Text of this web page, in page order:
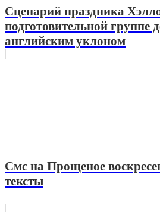
Сценарий праздника
подготовительной группе
английским уклоном
Смс на Прощеное
тексты